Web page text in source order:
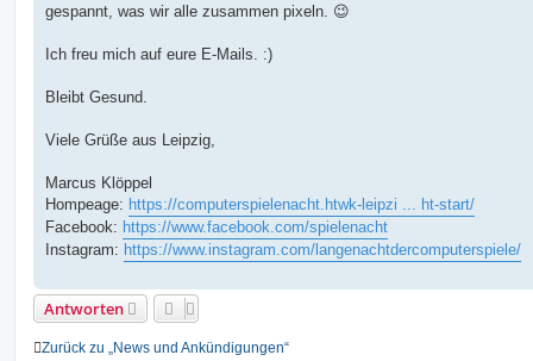
gespannt, was wir alle zusammen pixeln. 😉
Ich freu mich auf eure E-Mails. :)
​Bleibt Gesund.
Viele Grüße aus Leipzig,
Marcus Klöppel ​
​Hompeage: https://computerspielenacht.htwk-leipzi ... ht-start/​
​Facebook: https://www.facebook.com/spielenacht​
​Instagram: https://www.instagram.com/langenachtdercomputerspiele/​
Antworten
Zurück zu „News und Ankündigungen“